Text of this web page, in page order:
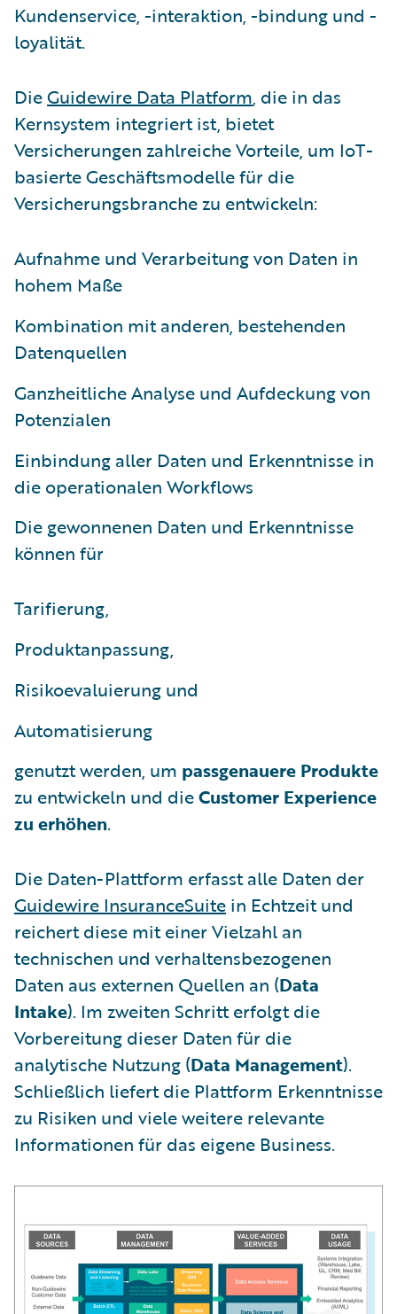
Kundenservice, -interaktion, -bindung und -
loyalität.
DieGuidewire Data Platform, die in das
Kernsystem integriert ist, bietet
Versicherungen zahlreiche Vorteile, um IoT-
basierte Geschäftsmodelle für die
Versicherungsbranche zu entwickeln:
Aufnahme und Verarbeitung von Daten in
hohem Maße
Kombination mit anderen, bestehenden
Datenquellen
Ganzheitliche Analyse und Aufdeckung von
Potenzialen
Einbindung aller Daten und Erkenntnisse in
die operationalen Workflows
Die gewonnenen Daten und Erkenntnisse
können für
Tarifierung,
Produktanpassung,
Risikoevaluierung und
Automatisierung
genutzt werden, um passgenauere Produkte
zu entwickeln und dieCustomer Experience
zu erhöhen.
Die Daten-Plattform erfasst alle Daten der
Guidewire InsuranceSuite in Echtzeit und
reichert diese mit einer Vielzahl an
technischen und verhaltensbezogenen
Daten aus externen Quellen an (Data
Intake). Im zweiten Schritt erfolgt die
Vorbereitung dieser Daten für die
analytische Nutzung (Data Management).
Schließlich liefert die Plattform Erkenntnisse
zu Risiken und viele weitere relevante
Informationen für das eigene Business.